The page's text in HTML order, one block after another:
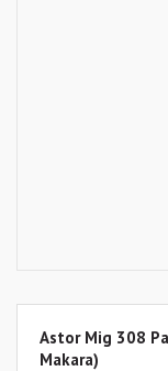
Astor Mig 308
Makara)